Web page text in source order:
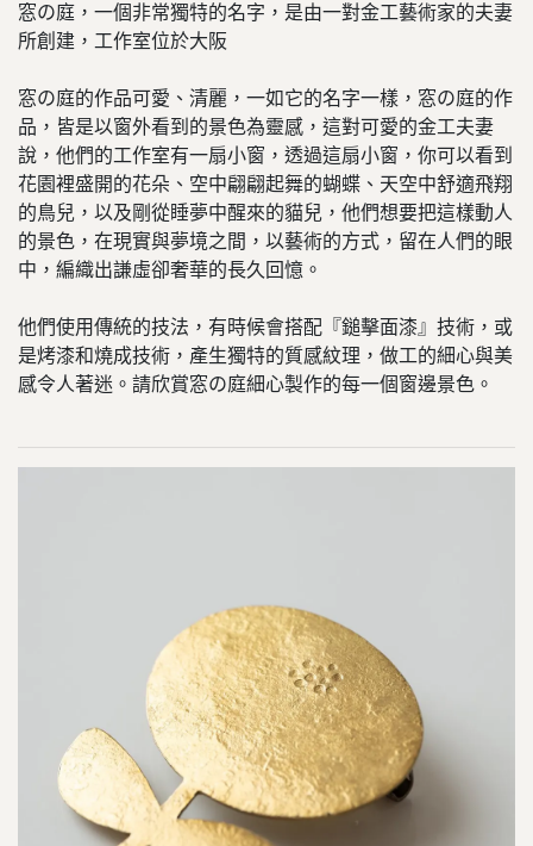
窓の庭，一個非常獨特的名字，是由一對金工藝術家的夫妻
所創建，工作室位於大阪
窓の庭的作品可愛、清麗，一如它的名字一樣，窓の庭的作
品，皆是以窗外看到的景色為靈感，這對可愛的金工夫妻
說，他們的工作室有一扇小窗，透過這扇小窗，你可以看到
花園裡盛開的花朵、空中翩翩起舞的蝴蝶、天空中舒適飛翔
的鳥兒，以及剛從睡夢中醒來的貓兒，他們想要把這樣動人
的景色，在現實與夢境之間，以藝術的方式，留在人們的眼
中，編織出謙虛卻奢華的長久回憶。
他們使用傳統的技法，有時候會搭配『鎚擊面漆』技術，或
是烤漆和燒成技術，產生獨特的質感紋理，做工的細心與美
感令人著迷。請欣賞窓の庭細心製作的每一個窗邊景色。